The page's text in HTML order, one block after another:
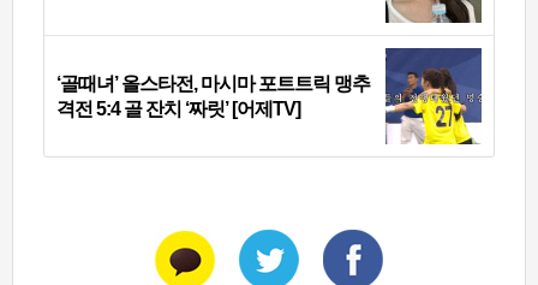
‘골때녀’ 올스타전, 마시마 포트트릭 맹추
격전 5:4 골 잔치 ‘짜릿’ [어제TV]